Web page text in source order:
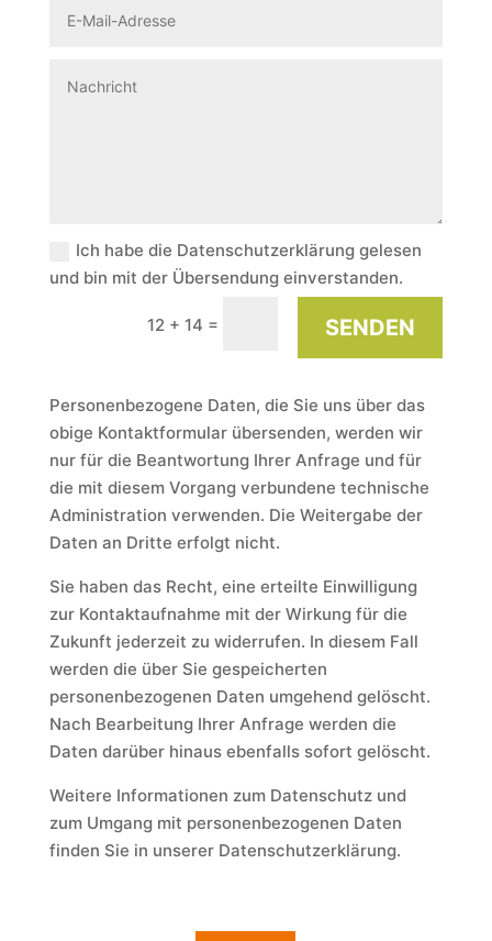
Ich habe die Datenschutzerklärung gelesen
und bin mit der Übersendung einverstanden.
12 + 14 = SENDEN
Personenbezogene Daten, die Sie uns über das
obige Kontaktformular übersenden, werden wir
nur für die Beantwortung Ihrer Anfrage und für
die mit diesem Vorgang verbundene technische
Administration verwenden. Die Weitergabe der
Daten an Dritte erfolgt nicht.
Sie haben das Recht, eine erteilte Einwilligung
zur Kontaktaufnahme mit der Wirkung für die
Zukunft jederzeit zu widerrufen. In diesem Fall
werden die über Sie gespeicherten
personenbezogenen Daten umgehend gelöscht.
Nach Bearbeitung Ihrer Anfrage werden die
Daten darüber hinaus ebenfalls sofort gelöscht.
Weitere Informationen zum Datenschutz und
zum Umgang mit personenbezogenen Daten
finden Sie in unserer Datenschutzerklärung.